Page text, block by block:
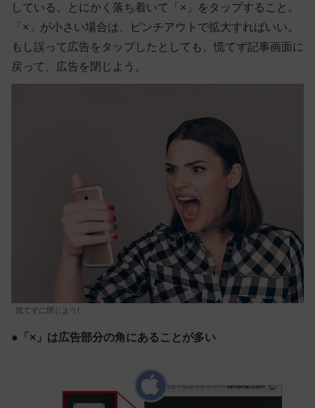
している。とにかく落ち着いて「×」をタップすること。
「×」が小さい場合は、ピンチアウトで拡大すればいい。
もし誤って広告をタップしたとしても、慌てず記事画面に
戻って、広告を閉じよう。
慌てずに閉じよう!
●「×」は広告部分の角にあることが多い